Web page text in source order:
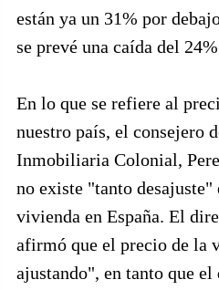
están ya un 31% por
se prevé una caída del
En lo que se refiere al
nuestro país, el consejero
Inmobiliaria Colonial,
no existe "tanto desajuste"
vivienda en España. El
afirmó que el precio de la
ajustando", en tanto que el